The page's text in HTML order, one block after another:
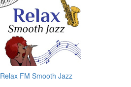
Relax FM Smooth Jazz